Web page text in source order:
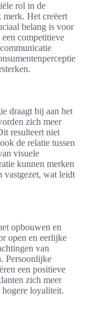
rol in de
Het creëert
belang is voor
competitieve
draagt bij aan het
zich meer
resulteert niet
de relatie tussen
visuele
kunnen merken
vastgezet, wat leidt
opbouwen en
open en eerlijke
van
Persoonlijke
een positieve
zich meer
loyaliteit.